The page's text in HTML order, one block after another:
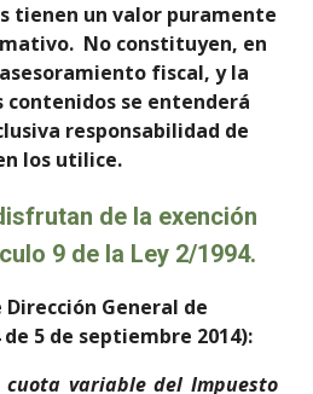
tienen un valor puramente
No constituyen, en
fiscal, y la
contenidos se entenderá
responsabilidad de
los utilice.
de la exención
9 de la Ley 2/1994.
General de
5 de septiembre 2014):
variable del Impuesto